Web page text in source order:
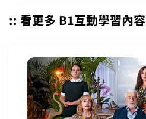
:: 看更多 B1互動學習內容